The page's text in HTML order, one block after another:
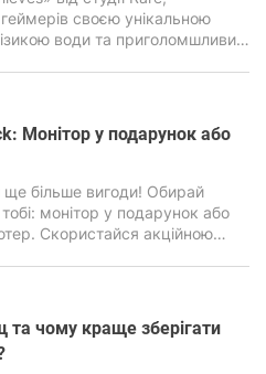
своєю унікальною
води та приголомшливим
особливо бюджетного
Монітор у подарунок або
більше вигоди! Обирай
монітор у подарунок або
Скористайся акційною
та чому краще зберігати